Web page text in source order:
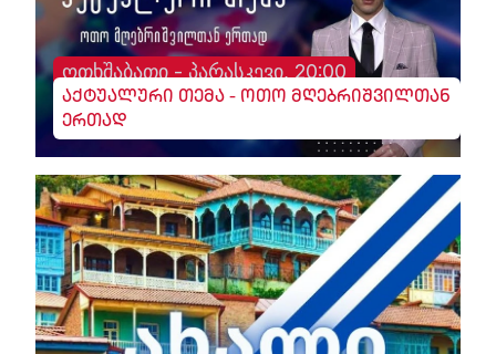
ოთხშაბათი - პარასკევი, 20:00
აქტუალური თემა - ოთო მღებრიშვილთან
ერთად